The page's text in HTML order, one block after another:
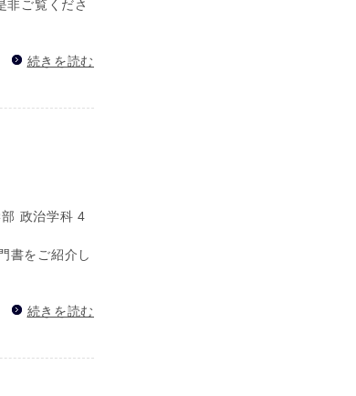
非ご覧くださ
続きを読む
政治学科 4
書をご紹介し
続きを読む